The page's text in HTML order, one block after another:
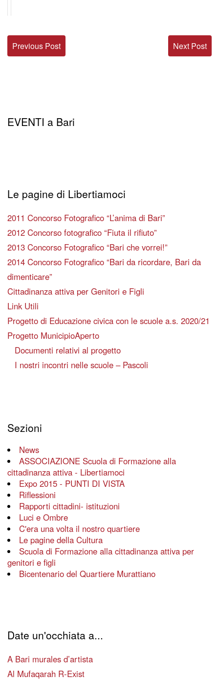
Next Post
Previous Post
EVENTI a Bari
Le pagine di Libertiamoci
2011 Concorso Fotografico “L’anima di Bari”
2012 Concorso fotografico “Fiuta il rifiuto”
2013 Concorso Fotografico “Bari che vorrei!”
2014 Concorso Fotografico “Bari da ricordare, Bari da
dimenticare”
Cittadinanza attiva per Genitori e Figli
Link Utili
Progetto di Educazione civica con le scuole a.s. 2020/21
Progetto MunicipioAperto
Documenti relativi al progetto
I nostri incontri nelle scuole – Pascoli
Sezioni
News
ASSOCIAZIONE Scuola di Formazione alla
cittadinanza attiva - Libertiamoci
Expo 2015 - PUNTI DI VISTA
Riflessioni
Rapporti cittadini- istituzioni
Luci e Ombre
C'era una volta il nostro quartiere
Le pagine della Cultura
Scuola di Formazione alla cittadinanza attiva per
genitori e figli
Bicentenario del Quartiere Murattiano
Date un'occhiata a...
A Bari murales d’artista
Al Mufaqarah R-Exist